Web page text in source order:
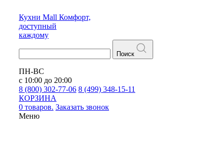
Кухни Mall Комфорт,
доступный
каждому
Поиск
ПН-ВС
с 10:00 до 20:00
8 (800) 302-77-06 8 (499) 348-15-11
КОРЗИНА
0 товаров. Заказать звонок
Меню